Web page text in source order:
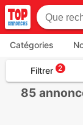
Catégories
Filtrer 2
85